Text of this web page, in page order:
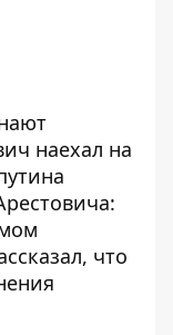
наехал на
что